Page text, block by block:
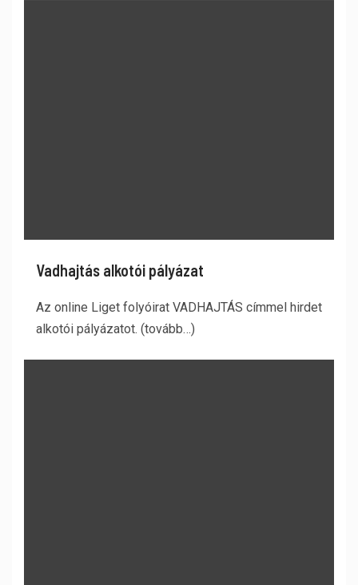
Vadhajtás alkotói pályázat
Az online Liget folyóirat VADHAJTÁS címmel hirdet
alkotói pályázatot. (tovább…)